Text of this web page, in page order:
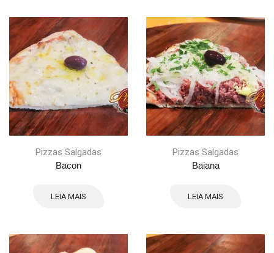
Pizzas Salgadas
Bacon
LEIA MAIS
Pizzas Salgadas
Baiana
LEIA MAIS